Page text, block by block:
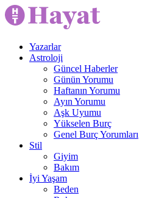
Yazarlar
Astroloji
Güncel Haberler
Günün Yorumu
Haftanın Yorumu
Ayın Yorumu
Aşk Uyumu
Yükselen Burç
Genel Burç Yorumları
Stil
Giyim
Bakım
İyi Yaşam
Beden